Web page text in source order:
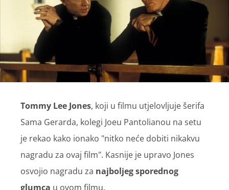
Tommy Lee Jones, koji u filmu utjelovljuje šerifa
Sama Gerarda, kolegi Joeu Pantolianou na setu
je rekao kako ionako "nitko neće dobiti nikakvu
nagradu za ovaj film". Kasnije je upravo Jones
osvojio nagradu za najboljeg sporednog
glumca u ovom filmu.